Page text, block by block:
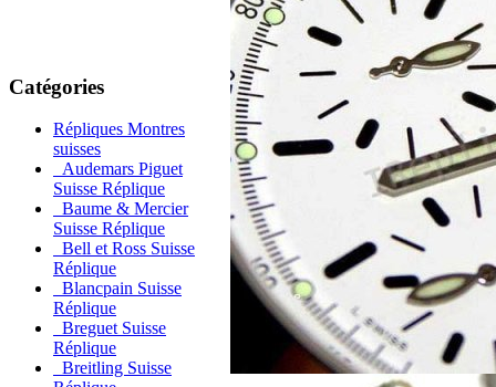
Catégories
Répliques Montres
suisses
Audemars Piguet
Suisse Réplique
Baume & Mercier
Suisse Réplique
Bell et Ross Suisse
Réplique
Blancpain Suisse
Réplique
Breguet Suisse
Réplique
Breitling Suisse